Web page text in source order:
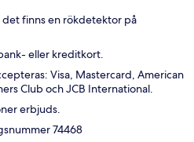
finns en rökdetektor på
eller kreditkort.
Visa, Mastercard, American
Club och JCB International.
erbjuds.
74468